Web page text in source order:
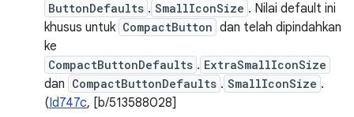
ButtonDefaults . SmallIconSize . Nilai default ini
khusus untuk CompactButton dan telah dipindahkan
ke
CompactButtonDefaults . ExtraSmallIconSize
dan CompactButtonDefaults . SmallIconSize .
(Id747c, [b/513588028]